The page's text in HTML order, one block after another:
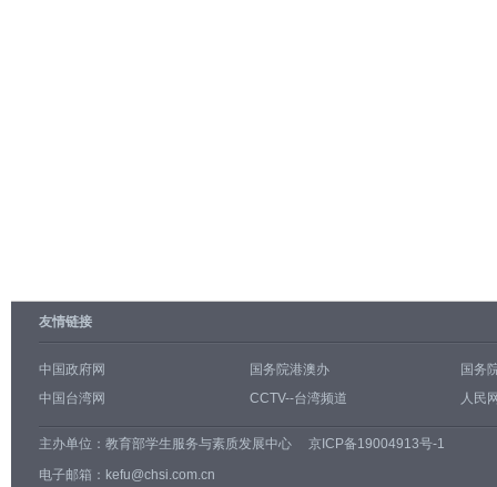
友情链接
中国政府网 国务院港澳办
国务
中国台湾网
CCTV--台湾频道 人民
主办单位： 教育部学生服务与素质发展中心
京ICP备19004913号-1
电子邮箱：kefu@chsi.com.cn